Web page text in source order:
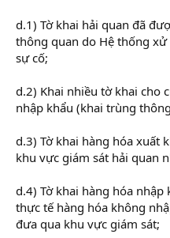
d.1) Tờ khai hải quan đã
thông quan do Hệ thống
sự cố;
d.2) Khai nhiều tờ khai cho
nhập khẩu (khai trùng
d.3) Tờ khai hàng hóa xuất
khu vực giám sát hải quan
d.4) Tờ khai hàng hóa
thực tế hàng hóa không
đưa qua khu vực giám sát;